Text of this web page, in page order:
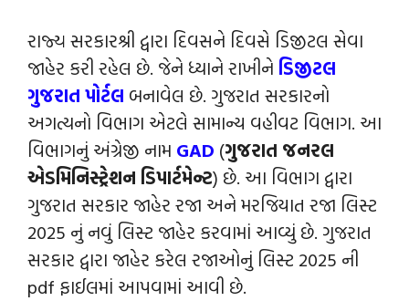
રાજ્ય સરકારશ્રી દ્વારા દિવસને દિવસે ડિજીટલ સેવા
જાહેર કરી રહેલ છે. જેને ધ્યાને રાખીને ડિજીટલ
ગુજરાત પોર્ટલ બનાવેલ છે. ગુજરાત સરકારનો
અગત્યનો વિભાગ એટલે સામાન્ય વહીવટ વિભાગ. આ
વિભાગનું અંગ્રેજી નામ GAD (ગુજરાત જનરલ
એડમિનિસ્ટ્રેશન ડિપાર્ટમેન્ટ) છે. આ વિભાગ દ્વારા
ગુજરાત સરકાર જાહેર રજા અને મરજિયાત રજા લિસ્ટ
2025 નું નવું લિસ્ટ જાહેર કરવામાં આવ્યું છે. ગુજરાત
સરકાર દ્વારા જાહેર કરેલ રજાઓનું લિસ્ટ 2025 ની
pdf ફાઈલમાં આપવામાં આવી છે.